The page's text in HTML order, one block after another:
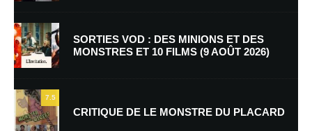
Nom*
E-mail*
Enregistrer mon nom, mon e-mail et mon site dans le navigateur pour
SORTIES VOD : DES MINIONS ET DES
MONSTRES ET 10 FILMS (9 AOÛT 2026)
7.5
CRITIQUE DE LE MONSTRE DU PLACARD